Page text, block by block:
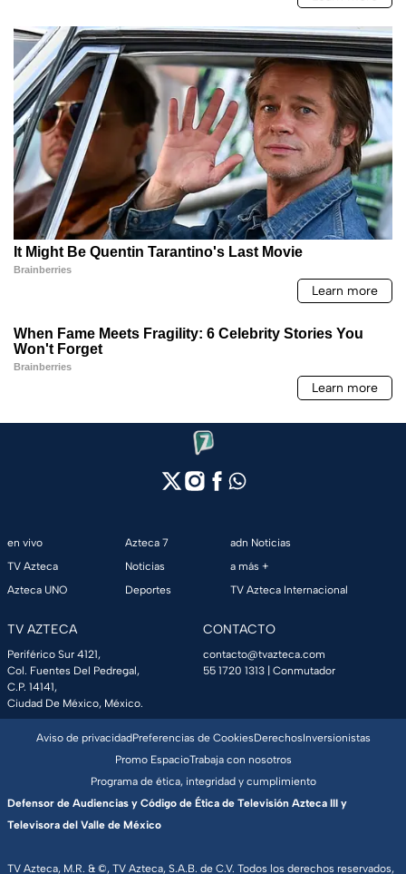
en vivo
TV Azteca
Azteca UNO
Azteca 7
Noticias
Deportes
adn Noticias
a más +
TV Azteca Internacional
TV AZTECA
Periférico Sur 4121,
Col. Fuentes Del Pedregal,
C.P. 14141,
Ciudad De México, México.
CONTACTO
contacto@tvazteca.com
55 1720 1313 | Conmutador
TV Azteca, M.R. & ©, TV Azteca, S.A.B. de C.V. Todos los derechos reservados,
Aviso de privacidadPreferencias de CookiesDerechosInversionistas
Promo EspacioTrabaja con nosotros
Programa de ética, integridad y cumplimiento
Defensor de Audiencias y Código de Ética de Televisión Azteca III y
Televisora del Valle de México